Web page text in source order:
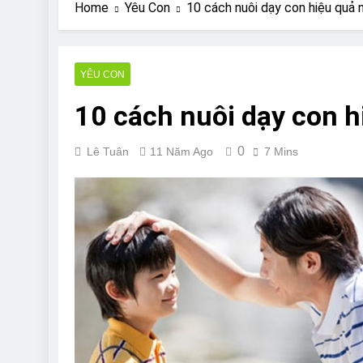
Are Bulldogs
Can Bulldogs
7 Năm Ago
Home Yêu Con 10 cách nuôi dạy con hiệu quả
YÊU CON
10 cách nuôi dạy con
Lê Tuân 11 Năm Ago 0 7 Mins